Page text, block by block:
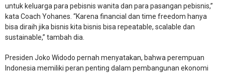
untuk keluarga para pebisnis wanita dan para pasangan pebisnis,”
kata Coach Yohanes. “Karena financial dan time freedom hanya
bisa diraih jika bisnis kita bisnis bisa repeatable, scalable dan
sustainable,” tambah dia.
Presiden Joko Widodo pernah menyatakan, bahwa perempuan
Indonesia memiliki peran penting dalam pembangunan ekonomi